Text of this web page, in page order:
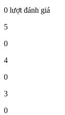
0 lượt đánh giá
5
0
4
0
3
0